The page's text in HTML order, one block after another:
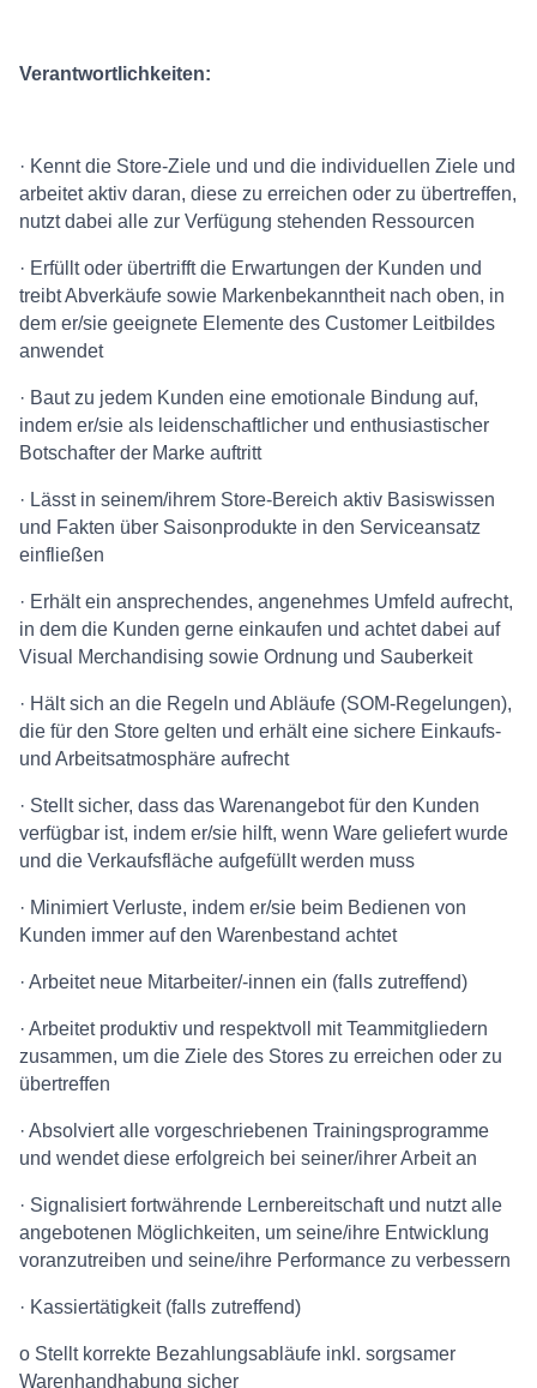
Verantwortlichkeiten:
· Kennt die Store-Ziele und und die individuellen Ziele und
arbeitet aktiv daran, diese zu erreichen oder zu übertreffen,
nutzt dabei alle zur Verfügung stehenden Ressourcen
· Erfüllt oder übertrifft die Erwartungen der Kunden und
treibt Abverkäufe sowie Markenbekanntheit nach oben, in
dem er/sie geeignete Elemente des Customer Leitbildes
anwendet
· Baut zu jedem Kunden eine emotionale Bindung auf,
indem er/sie als leidenschaftlicher und enthusiastischer
Botschafter der Marke auftritt
· Lässt in seinem/ihrem Store-Bereich aktiv Basiswissen
und Fakten über Saisonprodukte in den Serviceansatz
einfließen
· Erhält ein ansprechendes, angenehmes Umfeld aufrecht,
in dem die Kunden gerne einkaufen und achtet dabei auf
Visual Merchandising sowie Ordnung und Sauberkeit
· Hält sich an die Regeln und Abläufe (SOM-Regelungen),
die für den Store gelten und erhält eine sichere Einkaufs-
und Arbeitsatmosphäre aufrecht
· Stellt sicher, dass das Warenangebot für den Kunden
verfügbar ist, indem er/sie hilft, wenn Ware geliefert wurde
und die Verkaufsfläche aufgefüllt werden muss
· Minimiert Verluste, indem er/sie beim Bedienen von
Kunden immer auf den Warenbestand achtet
· Arbeitet neue Mitarbeiter/-innen ein (falls zutreffend)
· Arbeitet produktiv und respektvoll mit Teammitgliedern
zusammen, um die Ziele des Stores zu erreichen oder zu
übertreffen
· Absolviert alle vorgeschriebenen Trainingsprogramme
und wendet diese erfolgreich bei seiner/ihrer Arbeit an
· Signalisiert fortwährende Lernbereitschaft und nutzt alle
angebotenen Möglichkeiten, um seine/ihre Entwicklung
voranzutreiben und seine/ihre Performance zu verbessern
· Kassiertätigkeit (falls zutreffend)
o Stellt korrekte Bezahlungsabläufe inkl. sorgsamer
Warenhandhabung sicher